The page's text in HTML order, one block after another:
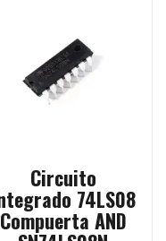
Circuito
74LS08
Compuerta AND